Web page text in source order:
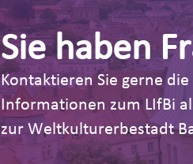
Sie haben
Kontaktieren Sie gerne
Informationen zum LIfBi
zur Weltkulturerbestadt